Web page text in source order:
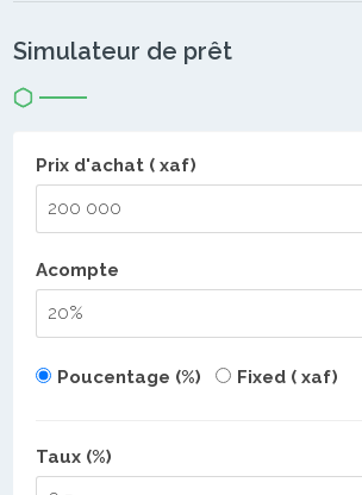
Simulateur de prêt
Prix d'achat ( xaf)
Acompte
Poucentage (%) Fixed ( xaf)
Taux (%)